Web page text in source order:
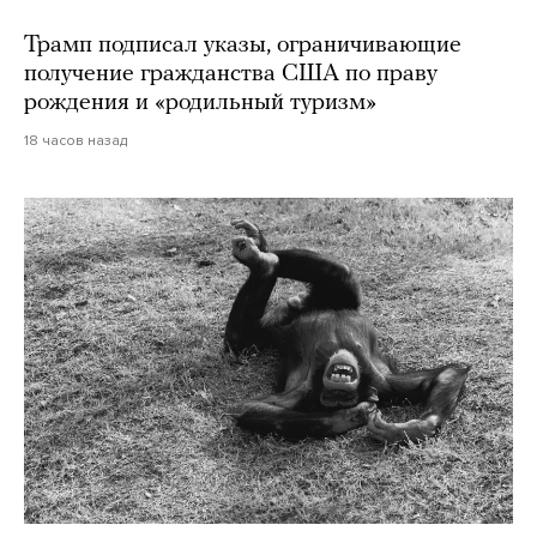
Трамп подписал указы, ограничивающие
получение гражданства США по праву
рождения и «родильный туризм»
18 часов назад